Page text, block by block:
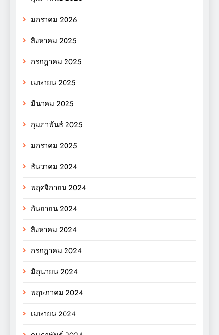
มกราคม 2026
สิงหาคม 2025
กรกฎาคม 2025
เมษายน 2025
มีนาคม 2025
กุมภาพันธ์ 2025
มกราคม 2025
ธันวาคม 2024
พฤศจิกายน 2024
กันยายน 2024
สิงหาคม 2024
กรกฎาคม 2024
มิถุนายน 2024
พฤษภาคม 2024
เมษายน 2024